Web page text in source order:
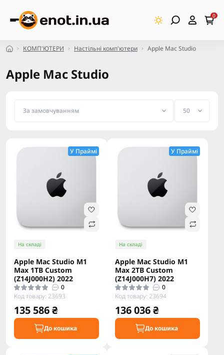
0
КОМП'ЮТЕРИ Настільні комп'ютери Apple Mac Studio
Apple Mac Studio
У Праймі
На складі
Apple Mac Studio M1
Max 1TB Custom
(Z14J000H2) 2022
0
Код товару: 23693
135 586 ₴
До кошика
У Праймі
На складі
Apple Mac Studio M1
Max 2TB Custom
(Z14J000H7) 2022
0
Код товару: 23694
136 036 ₴
До кошика